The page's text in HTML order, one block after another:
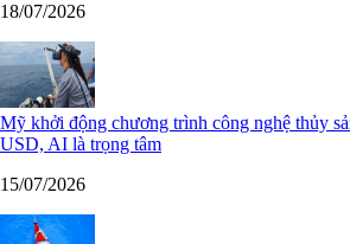
18/07/2026
Mỹ khởi động chương trình công nghệ thủy
USD, AI là trọng tâm
15/07/2026